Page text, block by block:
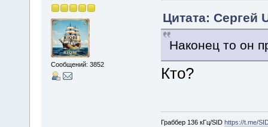
Сообщений: 3852
Цитата: Сергей
Наконец то он
Кто?
Граббер 136 кГц/SID https://t.me/